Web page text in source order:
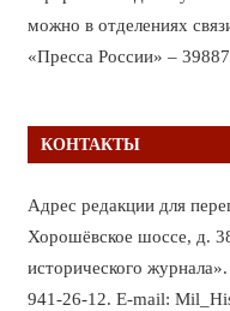
можно в отделениях
«Пресса России» –
КОНТАКТЫ
Адрес редакции для
Хорошёвское шоссе, д.
исторического
941-26-12. E-mail: